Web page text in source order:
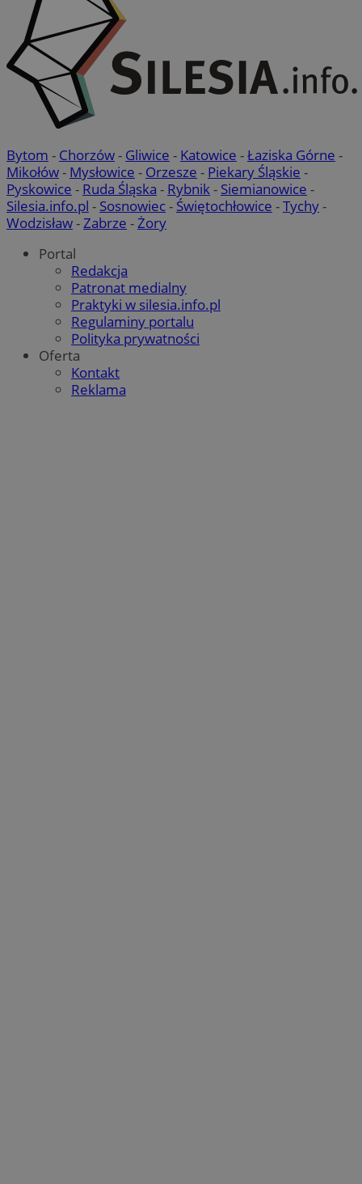
Bytom - Chorzów- Gliwice - Katowice -Łaziska Górne -
Mikołów- Mysłowice - Orzesze - Piekary Śląskie -
Pyskowice - Ruda Śląska - Rybnik- Siemianowice -
Silesia.info.pl - Sosnowiec- Świętochłowice -Tychy-
Wodzisław-Zabrze -Żory
Portal
Redakcja
Patronat medialny
Praktyki w silesia.info.pl
Regulaminy portalu
Polityka prywatności
Oferta
Kontakt
Reklama